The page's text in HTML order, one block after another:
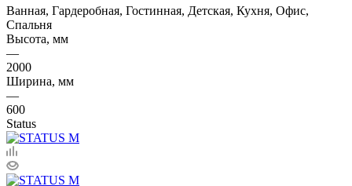
Ванная, Гардеробная, Гостинная, Детская, Кухня, Офис,
Спальня
Высота, мм
—
2000
Ширина, мм
—
600
Status